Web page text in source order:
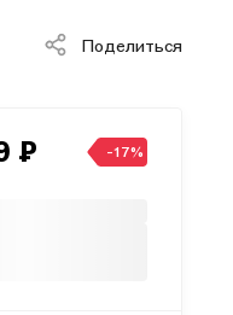
Поделиться
₽ -17%